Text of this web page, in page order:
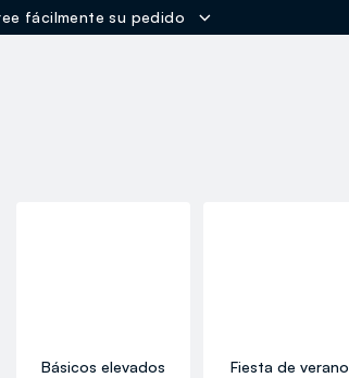
fácilmente su pedido
Básicos elevados Fiesta de verano